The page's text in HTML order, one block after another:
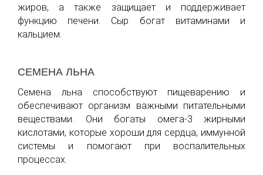
жиров, а также защищает и поддерживает
функцию печени. Сыр богат витаминами и
кальцием.
СЕМЕНА ЛЬНА
Семена льна способствуют пищеварению и
обеспечивают организм важными питательными
веществами. Они богаты омега-3 жирными
кислотами, которые хороши для сердца, иммунной
системы и помогают при воспалительных
процессах.